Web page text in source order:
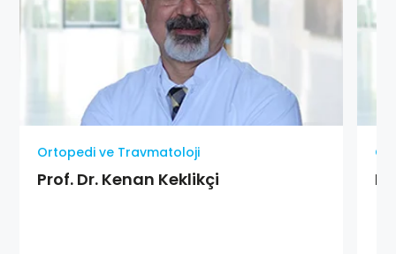
Ortopedi ve Travmatoloji
Prof. Dr. Kenan Keklikçi